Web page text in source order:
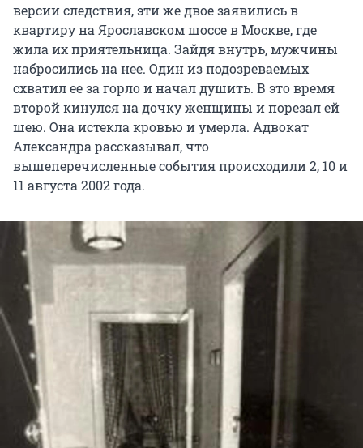
версии следствия, эти же двое заявились в
квартиру на Ярославском шоссе в Москве, где
жила их приятельница. Зайдя внутрь, мужчины
набросились на нее. Один из подозреваемых
схватил ее за горло и начал душить. В это время
второй кинулся на дочку женщины и порезал ей
шею. Она истекла кровью и умерла. Адвокат
Александра рассказывал, что
вышеперечисленные события происходили 2, 10 и
11 августа 2002 года.